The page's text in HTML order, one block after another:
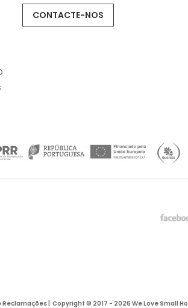
CONTACTE-NOS
Reclamações| Copyright © 2017 - 2026 We Love Small